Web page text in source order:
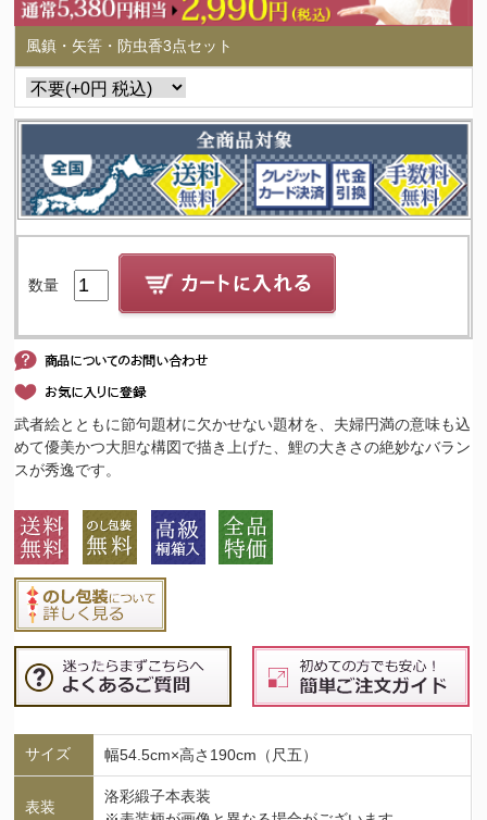
風鎮・矢筈・防虫香3点セット
数量
武者絵とともに節句題材に欠かせない題材を、夫婦円満の意味も込
めて優美かつ大胆な構図で描き上げた、鯉の大きさの絶妙なバラン
スが秀逸です。
サイズ 幅54.5cm×高さ190cm（尺五）
表装
洛彩緞子本表装